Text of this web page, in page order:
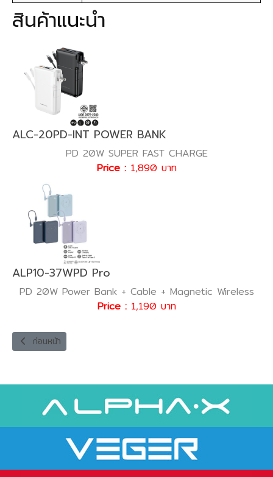
สินค้าแนะนำ
ALC-20PD-INT POWER BANK
PD 20W SUPER FAST CHARGE
Price : 1,890 บาท
ALP10-37WPD Pro
PD 20W Power Bank + Cable + Magnetic Wireless
Price : 1,190 บาท
เนื้อหาก่อนหน้า: MUSB-1L DATA CABLE
ก่อนหน้า